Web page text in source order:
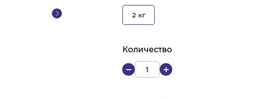
2 кг
Количество